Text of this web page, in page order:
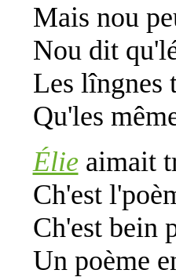
Mais nou
Nou dit
Les lîngnes
Qu'les
Élieaimait
Ch'est
Ch'est bein
Un poème